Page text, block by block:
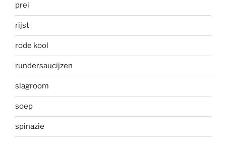
prei
rijst
rode kool
rundersaucijzen
slagroom
soep
spinazie